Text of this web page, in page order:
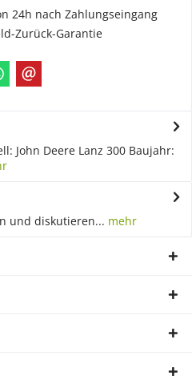
24h nach Zahlungseingang
Zurück-Garantie
John Deere Lanz 300 Baujahr:
und diskutieren... mehr